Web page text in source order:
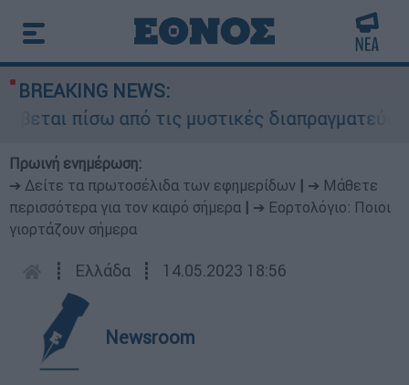
BREAKING NEWS:
πίσω από τις μυστικές διαπραγματεύσεις
Πρωινή ενημέρωση:
➔ Δείτε τα πρωτοσέλιδα των εφημερίδων
➔ Μάθετε
περισσότερα για τον καιρό σήμερα
➔ Εορτολόγιο: Ποιοι
γιορτάζουν σήμερα
┋ Ελλάδα ┋ 14.05.2023 18:56
Newsroom